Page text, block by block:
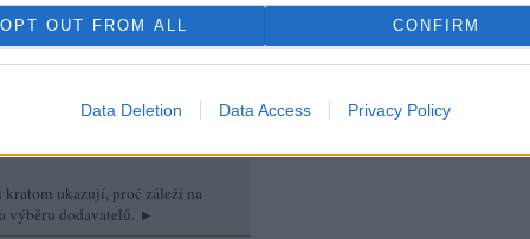
OPT OUT FROM ALL CONFIRM
Data Deletion Data Access Privacy Policy
kratom ukazují, proč záleží na
výběru dodavatelů.